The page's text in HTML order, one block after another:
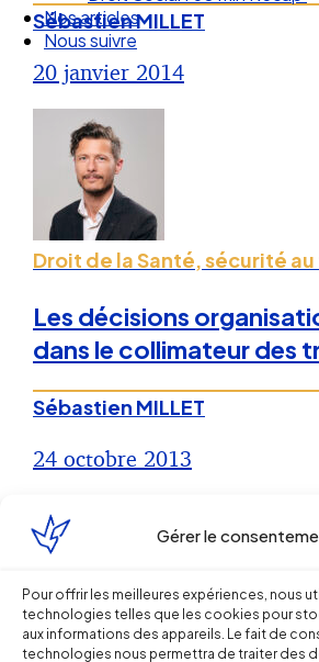
Gérer le
Pour offrir les meilleures expériences, nous
technologies telles que les cookies pour
aux informations des appareils. Le fait de
technologies nous permettra de traiter des
Droit Social : 60 min Recap’
Nos articles
Nous suivre
Sébastien MILLET
20 janvier 2014
Droit de la Santé, sécurité
Les décisions
dans le collimateur des
Sébastien MILLET
24 octobre 2013
Droit de la Santé, sécurité